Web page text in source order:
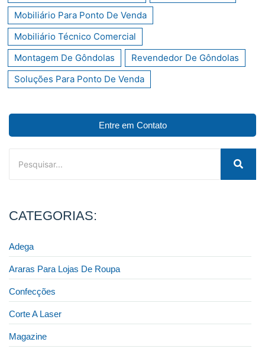
Mobiliário Para Ponto De Venda
Mobiliário Técnico Comercial
Montagem De Gôndolas
Revendedor De Gôndolas
Soluções Para Ponto De Venda
Entre em Contato
CATEGORIAS:
Adega
Araras Para Lojas De Roupa
Confecções
Corte A Laser
Magazine